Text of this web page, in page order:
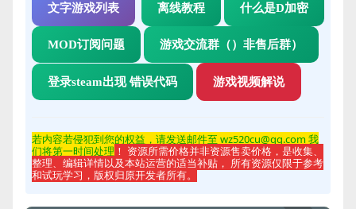
文字游戏列表 离线教程 什么是D加密
MOD订阅问题 游戏交流群（）非售后群）
登录steam出现 错误代码 游戏视频解说
若内容若侵犯到您的权益，请发送邮件至 wz520cu@qq.com 我
们将第一时间处理 ！ 资源所需价格并非资源售卖价格，是收集、
整理、编辑详情以及本站运营的适当补贴， 所有资源仅限于参考
和试玩学习，版权归原开发者所有。